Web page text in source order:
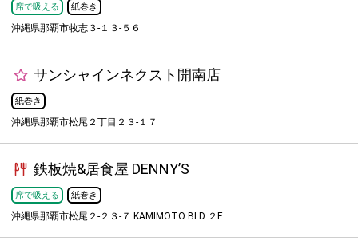
席で吸える 紙巻き
沖縄県那覇市牧志３-１３-５６
サンシャインネクスト開南店
紙巻き
沖縄県那覇市松尾２丁目２３-１７
鉄板焼&居食屋 DENNY’S
席で吸える 紙巻き
沖縄県那覇市松尾２-２３-７ KAMIMOTO BLD ２F